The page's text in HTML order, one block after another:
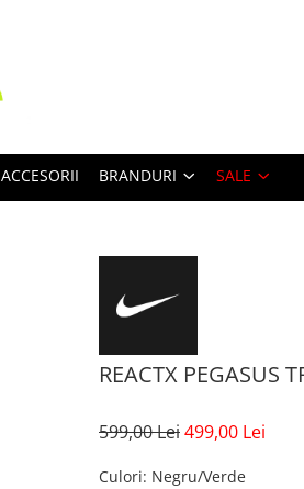
ACCESORII BRANDURI SALE
REACTX PEGASUS
599,00 Lei499,00 Lei
Culori: Negru/Verde